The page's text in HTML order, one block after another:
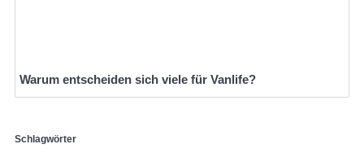
Warum entscheiden sich viele für Vanlife?
Schlagwörter